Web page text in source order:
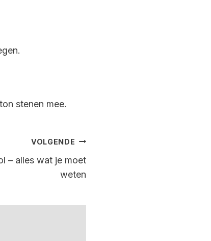
stenen mee.
VOLGENDE
– alles wat je moet
weten